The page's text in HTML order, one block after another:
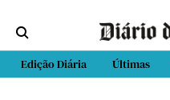
Edição Diária Últimas